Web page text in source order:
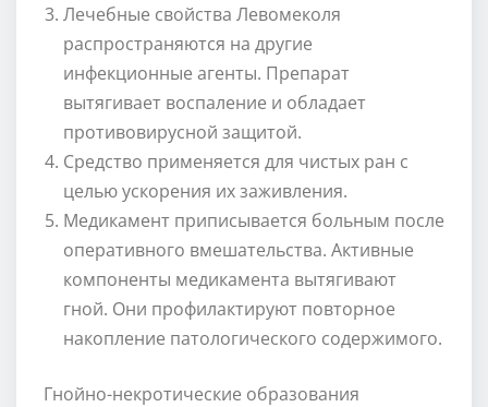
Лечебные свойства Левомеколя
распространяются на другие
инфекционные агенты. Препарат
вытягивает воспаление и обладает
противовирусной защитой.
Средство применяется для чистых ран с
целью ускорения их заживления.
Медикамент приписывается больным после
оперативного вмешательства. Активные
компоненты медикамента вытягивают
гной. Они профилактируют повторное
накопление патологического содержимого.
Гнойно-некротические образования